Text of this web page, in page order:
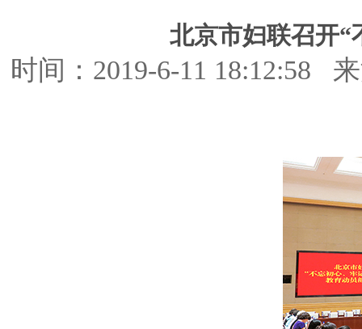
北京市妇联召开“
时间：2019-6-11 18:12:58